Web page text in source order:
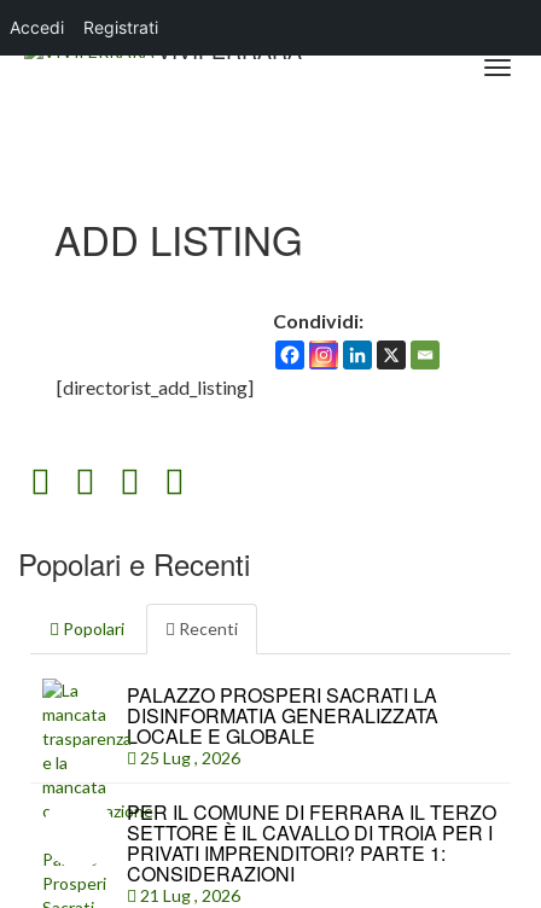
VIVIFERRARA
ADD LISTING
Condividi:
[directorist_add_listing]
Popolari e Recenti
Popolari Recenti
PALAZZO PROSPERI SACRATI LA
DISINFORMATIA GENERALIZZATA
LOCALE E GLOBALE
25 Lug , 2026
PER IL COMUNE DI FERRARA IL TERZO
SETTORE È IL CAVALLO DI TROIA PER I
PRIVATI IMPRENDITORI? PARTE 1:
CONSIDERAZIONI
21 Lug , 2026
Accedi Registrati